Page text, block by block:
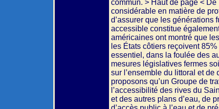
commun. > Haut de page <
considérable en matière de
d’assurer que les générations
accessible constitue
américaines ont montré que
les États côtiers reçoivent
essentiel, dans la foulée des
mesures législatives fermes
sur l’ensemble du littoral et
proposons qu’un Groupe de
l’accessibilité des rives du
et des autres plans d’eau, de